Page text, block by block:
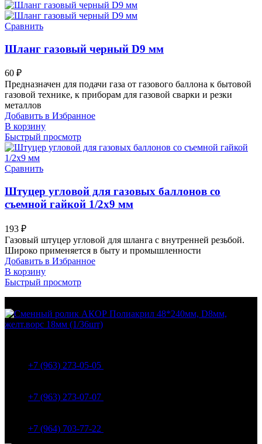
Сравнить
Шланг газовый черный D9 мм
60 ₽
Предназначен для подачи газа от газового баллона к бытовой
газовой технике, к приборам для газовой сварки и резки
металлов
Добавить в Избранное
В корзину
Быстрый просмотр
Сравнить
Штуцер угловой для газовых баллонов со
съемной гайкой 1/2х9 мм
193 ₽
Газовый штуцер угловой для шланга с внутренней резьбой.
Широко применяется в быту и промышленности
Добавить в Избранное
В корзину
Быстрый просмотр
+7 (963) 273-05-05
+7 (963) 273-07-07
+7 (964) 703-77-22